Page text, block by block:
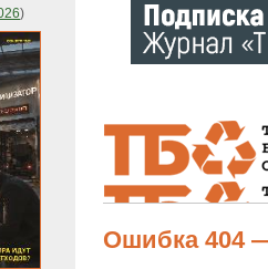
)
Ошибка 404